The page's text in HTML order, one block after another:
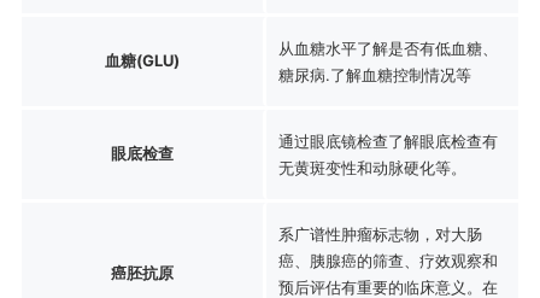
血糖(GLU)
从血糖水平了解是否有低血糖、
糖尿病.了解血糖控制情况等
眼底检查
通过眼底镜检查了解眼底检查有
无黄斑变性和动脉硬化等。
癌胚抗原
系广谱性肿瘤标志物，对大肠
癌、胰腺癌的筛查、疗效观察和
预后评估有重要的临床意义。在